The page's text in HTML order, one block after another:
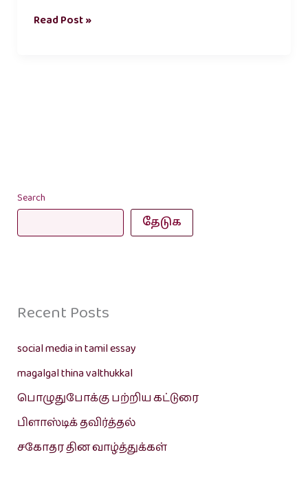
Read Post »
Search
தேடுக
Recent Posts
social media in tamil essay
magalgal thina valthukkal
பொழுதுபோக்கு பற்றிய கட்டுரை
பிளாஸ்டிக் தவிர்த்தல்
சகோதர தின வாழ்த்துக்கள்